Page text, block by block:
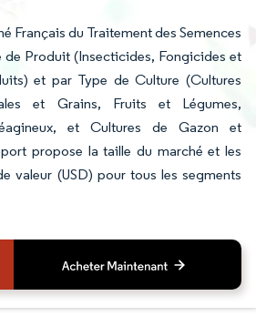
Français du Traitement des Semences
de Produit (Insecticides, Fongicides et
et par Type de Culture (Cultures
et Grains, Fruits et Légumes,
et Cultures de Gazon et
propose la taille du marché et les
valeur (USD) pour tous les segments